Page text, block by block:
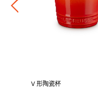
V 形陶瓷杯